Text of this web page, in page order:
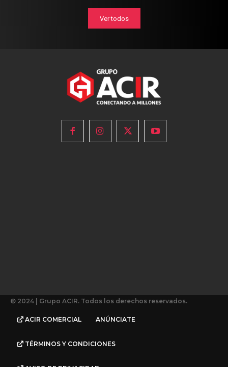
Ver todos
© 2024 | Grupo ACIR. Todos los derechos reservados.
ACIR COMERCIAL ANÚNCIATE
TÉRMINOS Y CONDICIONES